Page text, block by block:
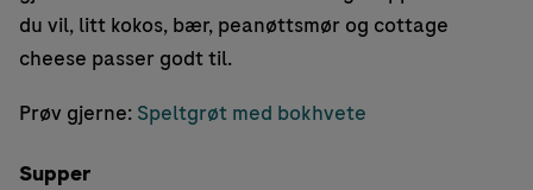
du vil, litt kokos, bær, peanøttsmør og cottage
cheese passer godt til.
Prøv gjerne: Speltgrøt med bokhvete
Supper